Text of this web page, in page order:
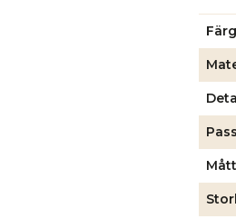
Färg
Mått